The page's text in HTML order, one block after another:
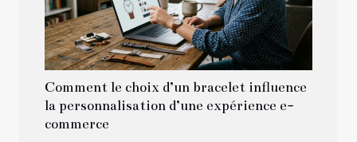
Comment le choix d’un bracelet influence
la personnalisation d’une expérience e-
commerce